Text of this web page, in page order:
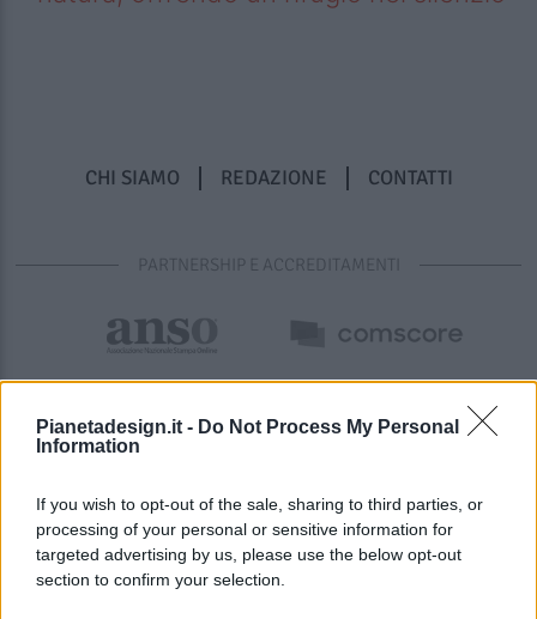
Pianetadesign.it - Do Not Process My Personal
Information
If you wish to opt-out of the sale, sharing to third parties, or
processing of your personal or sensitive information for
targeted advertising by us, please use the below opt-out
section to confirm your selection.
CHI SIAMO REDAZIONE CONTATTI
PARTNERSHIP E ACCREDITAMENTI
© 2026 - Pianeta Design - P.IVA 04827280654 - Testata
Registrata Al Tribunale Di Nocera Inferiore N. 8/2020 - RG N.